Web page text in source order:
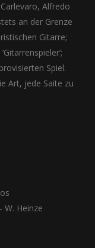
Alfredo
an der Grenze
Gitarre;
Spiel.
Art, jede Saite zu
W. Heinze